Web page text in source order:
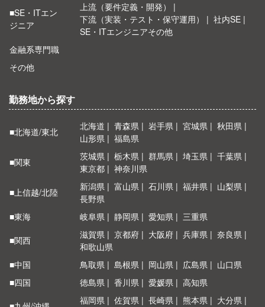
■SE・ITエン
ジニア
上流（要件定義・開発）
下流（実装・テスト・保守運用）
社内SE
SE・ITエンジニアその他
金融系専門職
その他
勤務地から探す
■北海道/東北 北海道 青森県 岩手県 宮城県
秋田県
山形県
福島県
■関東
茨城県 栃木県 群馬県 埼玉県
千葉県
東京都
神奈川県
■上信越/北陸
新潟県 富山県 石川県 福井県
山梨県
長野県
■東海
岐阜県 静岡県 愛知県
三重県
■関西
滋賀県 京都府 大阪府 兵庫県
奈良県
和歌山県
■中国
鳥取県 島根県 岡山県 広島県
山口県
■四国
徳島県 香川県 愛媛県
高知県
福岡県 佐賀県 長崎県 熊本県
大分県